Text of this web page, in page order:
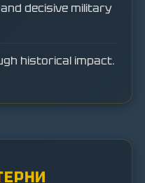
decisive military
historical impact.